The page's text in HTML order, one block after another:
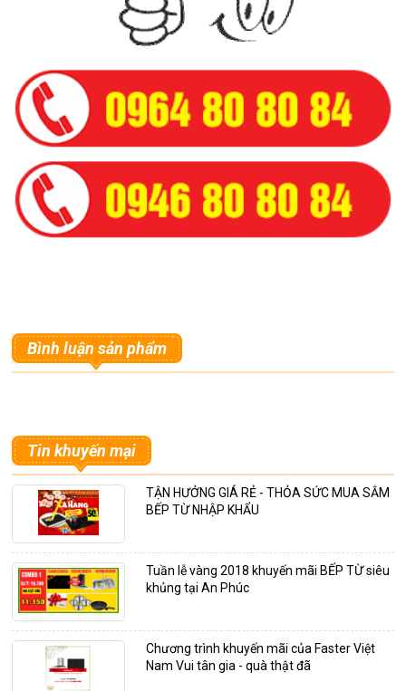
Bình luận sản phẩm
Tin khuyến mại
TẬN HƯỞNG GIÁ RẺ - THỎA SỨC MUA SẮM
BẾP TỪ NHẬP KHẨU
Tuần lễ vàng 2018 khuyến mãi BẾP TỪ siêu
khủng tại An Phúc
Chương trình khuyến mãi của Faster Việt
Nam Vui tân gia - quà thật đã